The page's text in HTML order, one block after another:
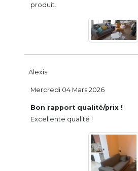
produit.
Alexis
Bon rapport qualité/prix !
Excellente qualité !
Mercredi 04 Mars 2026